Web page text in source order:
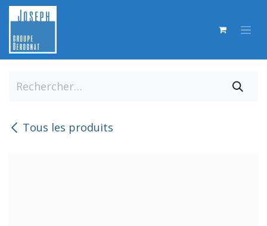
Se rendre au contenu
Tous les produits